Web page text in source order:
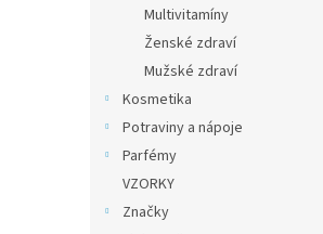
Multivitamíny
Ženské zdraví
Mužské zdraví
Kosmetika
Potraviny a nápoje
Parfémy
VZORKY
Značky